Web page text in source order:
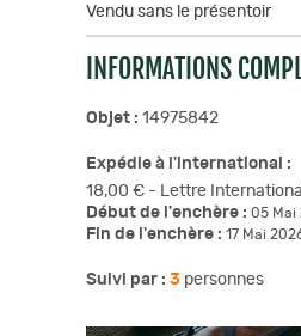
Vendu sans le présentoir
INFORMATIONS
Objet : 14975842
Expédie à l'international :
18,00 € - Lettre
Début de l'enchère : 05 Mai
Fin de l'enchère : 17 Mai
Suivi par : 3 personnes